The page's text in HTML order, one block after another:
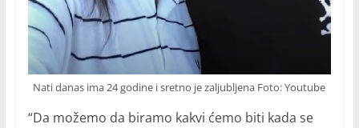
Nati danas ima 24 godine i sretno je zaljubljena Foto: Youtube
“Da možemo da biramo kakvi ćemo biti kada se